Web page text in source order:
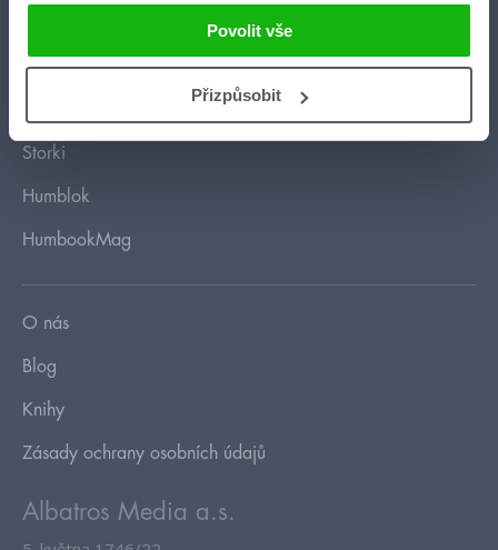
Povolit vše
Přizpůsobit
HumbookStage
Storki
Humblok
HumbookMag
O nás
Blog
Knihy
Zásady ochrany osobních údajů
Albatros Media a.s.